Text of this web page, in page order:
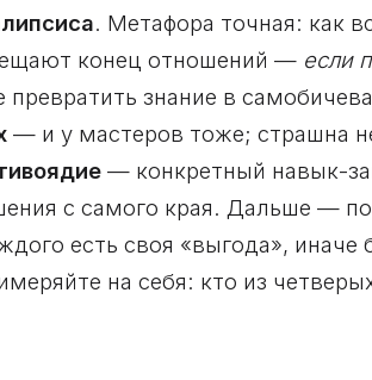
. Метафора точная: как
конец отношений — если
превратить знание в
— и у мастеров тоже; страшна
— конкретный навык-
с самого края. Дальше —
есть своя «выгода»,
на себя: кто из